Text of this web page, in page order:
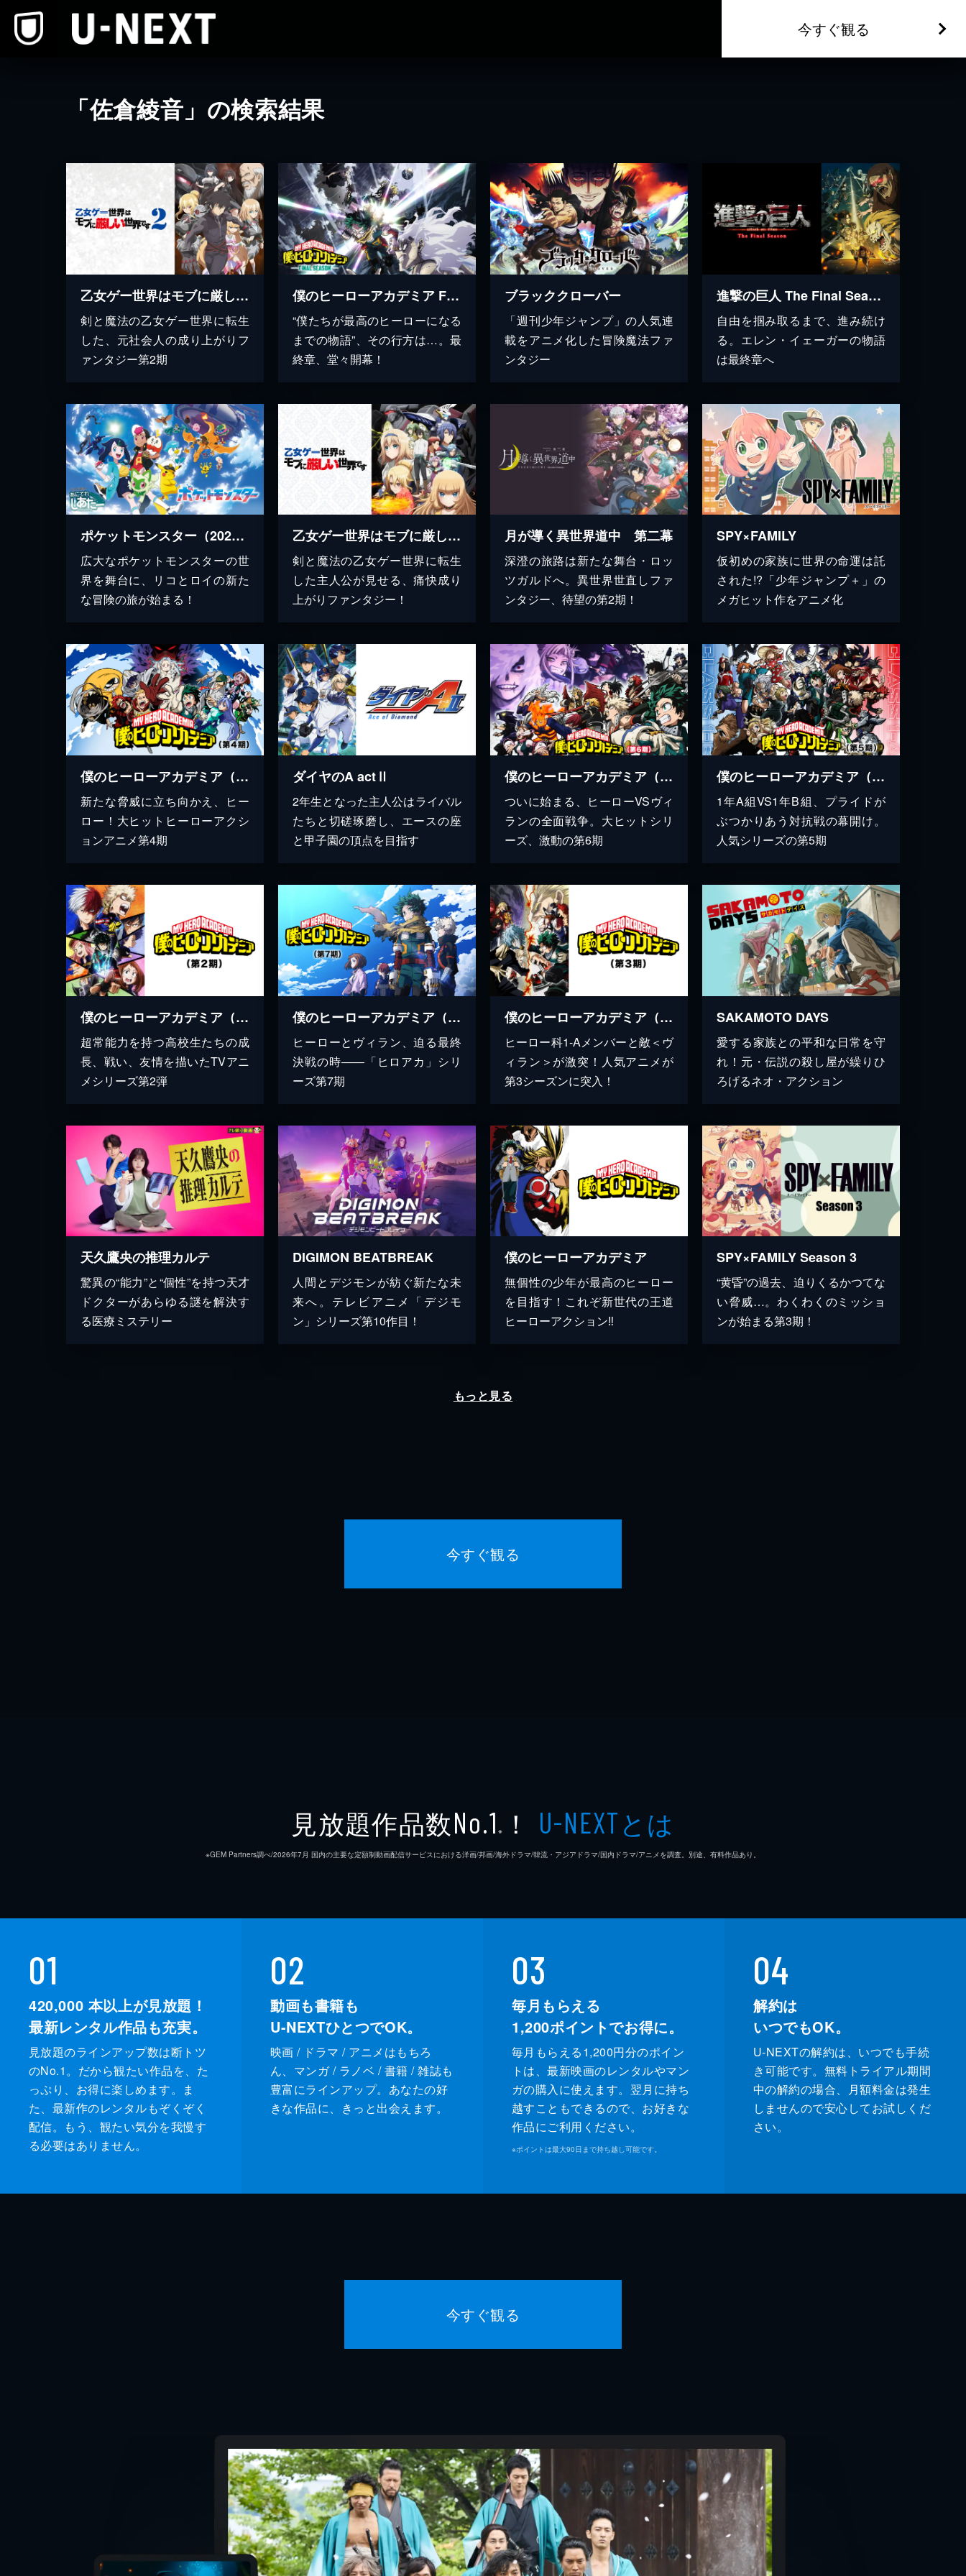
今すぐ観る
「佐倉綾音」の検索結果
乙女ゲー世界はモブに厳しい世界です2
剣と魔法の乙女ゲー世界に転生
した、元社会人の成り上がりフ
ァンタジー第2期
僕のヒーローアカデミア FINAL SEASON
“僕たちが最高のヒーローになる
までの物語”、その行方は…。最
終章、堂々開幕！
ブラッククローバー
「週刊少年ジャンプ」の人気連
載をアニメ化した冒険魔法ファ
ンタジー
進撃の巨人 The Final Season
自由を掴み取るまで、進み続け
る。エレン・イェーガーの物語
は最終章へ
ポケットモンスター（2023）
広大なポケットモンスターの世
界を舞台に、リコとロイの新た
な冒険の旅が始まる！
乙女ゲー世界はモブに厳しい世界です
剣と魔法の乙女ゲー世界に転生
した主人公が見せる、痛快成り
上がりファンタジー！
月が導く異世界道中 第二幕
深澄の旅路は新たな舞台・ロッ
ツガルドへ。異世界世直しファ
ンタジー、待望の第2期！
SPY×FAMILY
仮初めの家族に世界の命運は託
された!?「少年ジャンプ＋」の
メガヒット作をアニメ化
僕のヒーローアカデミア（第4期）
新たな脅威に立ち向かえ、ヒー
ロー！大ヒットヒーローアクシ
ョンアニメ第4期
ダイヤのA actⅡ
2年生となった主人公はライバル
たちと切磋琢磨し、エースの座
と甲子園の頂点を目指す
僕のヒーローアカデミア（第6期）
ついに始まる、ヒーローVSヴィ
ランの全面戦争。大ヒットシリ
ーズ、激動の第6期
僕のヒーローアカデミア（第5期）
1年A組VS1年B組、プライドが
ぶつかりあう対抗戦の幕開け。
人気シリーズの第5期
僕のヒーローアカデミア（第2期）
超常能力を持つ高校生たちの成
長、戦い、友情を描いたTVアニ
メシリーズ第2弾
僕のヒーローアカデミア（第7期）
ヒーローとヴィラン、迫る最終
決戦の時――「ヒロアカ」シリ
ーズ第7期
僕のヒーローアカデミア（第3期）
ヒーロー科1-Aメンバーと敵＜ヴ
ィラン＞が激突！人気アニメが
第3シーズンに突入！
SAKAMOTO DAYS
愛する家族との平和な日常を守
れ！元・伝説の殺し屋が繰りひ
ろげるネオ・アクション
天久鷹央の推理カルテ
驚異の“能力”と“個性”を持つ天才
ドクターがあらゆる謎を解決す
る医療ミステリー
DIGIMON BEATBREAK
人間とデジモンが紡ぐ新たな未
来へ。テレビアニメ「デジモ
ン」シリーズ第10作目！
僕のヒーローアカデミア
無個性の少年が最高のヒーロー
を目指す！これぞ新世代の王道
ヒーローアクション‼
SPY×FAMILY Season 3
“黄昏”の過去、迫りくるかつてな
い脅威…。わくわくのミッショ
ンが始まる第3期！
もっと見る
今すぐ観る
見放題作品数No.1 ※ ！ U-NEXTとは
※GEM Partners調べ/2026年7⽉ 国内の主要な定額制動画配信サービスにおける洋画/邦画/海外ドラマ/韓流・アジアドラマ/国内ドラマ/アニメを調査。別途、有料作品あり。
01
420,000 本以上が見放題！
最新レンタル作品も充実。
見放題のラインアップ数は断トツ
のNo.1。だから観たい作品を、た
っぷり、お得に楽しめます。ま
た、最新作のレンタルもぞくぞく
配信。もう、観たい気分を我慢す
る必要はありません。
02
動画も書籍も
U-NEXTひとつでOK。
映画 / ドラマ / アニメはもちろ
ん、マンガ / ラノベ / 書籍 / 雑誌も
豊富にラインアップ。あなたの好
きな作品に、きっと出会えます。
03
毎月もらえる
1,200ポイントでお得に。
毎月もらえる1,200円分のポイン
トは、最新映画のレンタルやマン
ガの購入に使えます。翌月に持ち
越すこともできるので、お好きな
作品にご利用ください。
※ポイントは最大90日まで持ち越し可能です。
04
解約は
いつでもOK。
U-NEXTの解約は、いつでも手続
き可能です。無料トライアル期間
中の解約の場合、月額料金は発生
しませんので安心してお試しくだ
さい。
今すぐ観る